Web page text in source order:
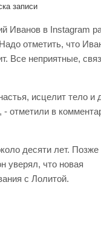
записи
Иванов в Instagram
отметить, что
Все неприятные,
исцелит тело и
отметили в
десяти лет. Позже
уверял, что новая
с Лолитой.